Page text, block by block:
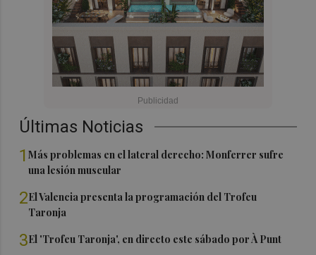
Últimas Noticias
1Más problemas en el lateral derecho: Monferrer sufre
una lesión muscular
2El Valencia presenta la programación del Trofeu
Taronja
3El 'Trofeu Taronja', en directo este sábado por À Punt